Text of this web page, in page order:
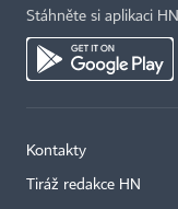
Stáhněte si aplikaci HN
Kontakty
Tiráž redakce HN